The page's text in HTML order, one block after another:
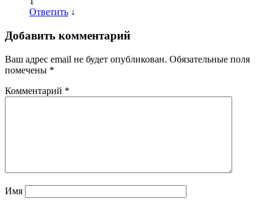
Ответить ↓
Добавить комментарий
Ваш адрес email не будет опубликован. Обязательные поля
помечены *
Комментарий *
Имя